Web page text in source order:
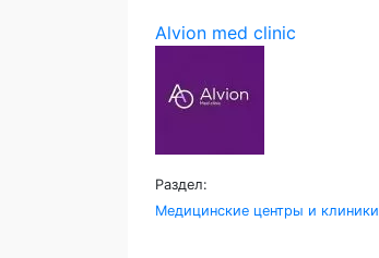
Alvion med clinic
Раздел:
Медицинские центры и клиники